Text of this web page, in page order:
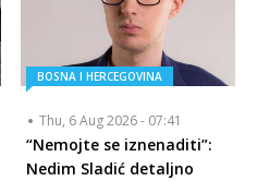
BOSNA I HERCEGOVINA
Thu, 6 Aug 2026 - 07:41
“Nemojte se iznenaditi”:
Nedim Sladić detaljno